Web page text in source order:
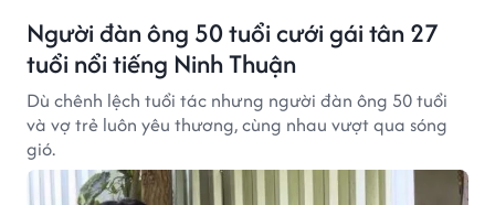
Người đàn ông 50 tuổi cưới gái tân 27
tuổi nổi tiếng Ninh Thuận
Dù chênh lệch tuổi tác nhưng người đàn ông 50 tuổi
và vợ trẻ luôn yêu thương, cùng nhau vượt qua sóng
gió.